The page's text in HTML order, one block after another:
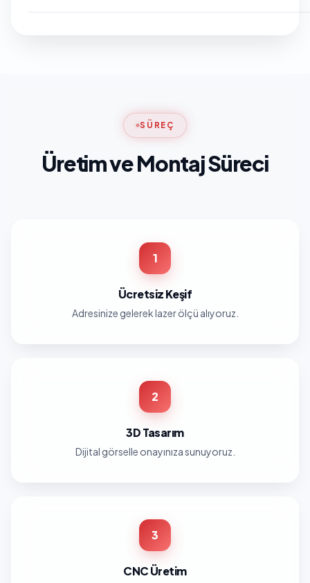
SÜREÇ
Üretim ve Montaj Süreci
1
Ücretsiz Keşif
Adresinize gelerek lazer ölçü alıyoruz.
2
3D Tasarım
Dijital görselle onayınıza sunuyoruz.
3
CNC Üretim